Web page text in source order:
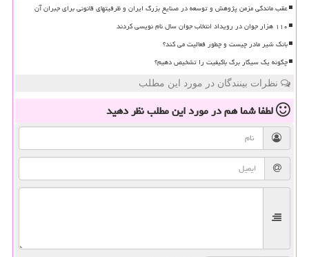
عقب ماندگی مزمن پژوهش و توسعه در صنایع بزرگ ایران و ظرفیتهای قانونی برای جبران آن
۱۱۰ هزار جوان در رویداد انتخاب جوان سال نام نویسی کردند
بانک شیر مادر چیست و چطور فعالیت می کند؟
چگونه یک سیگار برگ باکیفیت را تشخیص دهیم؟
نظرات بینندگان در مورد این مطلب
لطفا شما همدر مورد این مطلبنظر دهید